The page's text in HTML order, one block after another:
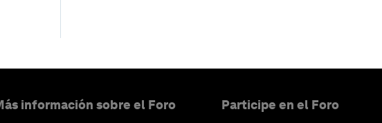
información sobre el Foro Participe en el Foro